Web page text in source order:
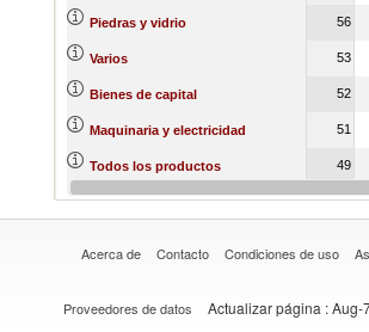
Piedras y vidrio 56
Varios 53
Bienes de capital 52
Maquinaria y electricidad 51
Todos los productos 49
Metales 48
Acerca de Contacto Condiciones de uso
Proveedores de datos Actualizar página : Aug-